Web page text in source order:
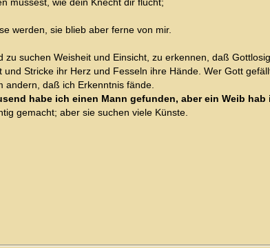
werden, sie blieb aber ferne von mir.
suchen Weisheit und Einsicht, zu erkennen, daß
Stricke ihr Herz und Fesseln ihre Hände. Wer Gott
daß ich Erkenntnis fände.
habe ich einen Mann gefunden, aber ein Weib
gemacht; aber sie suchen viele Künste.